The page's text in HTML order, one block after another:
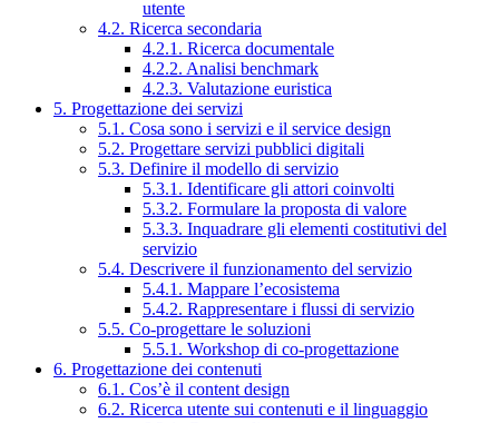
utente
4.2. Ricerca secondaria
4.2.1. Ricerca documentale
4.2.2. Analisi benchmark
4.2.3. Valutazione euristica
5. Progettazione dei servizi
5.1. Cosa sono i servizi e il service design
5.2. Progettare servizi pubblici digitali
5.3. Definire il modello di servizio
5.3.1. Identificare gli attori coinvolti
5.3.2. Formulare la proposta di valore
5.3.3. Inquadrare gli elementi costitutivi del
servizio
5.4. Descrivere il funzionamento del servizio
5.4.1. Mappare l’ecosistema
5.4.2. Rappresentare i flussi di servizio
5.5. Co-progettare le soluzioni
5.5.1. Workshop di co-progettazione
6. Progettazione dei contenuti
6.1. Cos’è il content design
6.2. Ricerca utente sui contenuti e il linguaggio